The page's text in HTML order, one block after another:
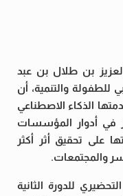
بن طلال بن عبد
والتنمية، أن
الذكاء الاصطناعي
في أدوار المؤسسات
على تحقيق أثر أكثر
والمجتمعات.
للدورة الثانية